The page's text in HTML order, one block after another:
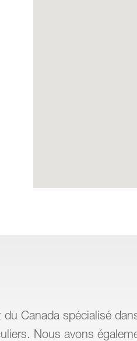
Canada spécialisé
Nous avons